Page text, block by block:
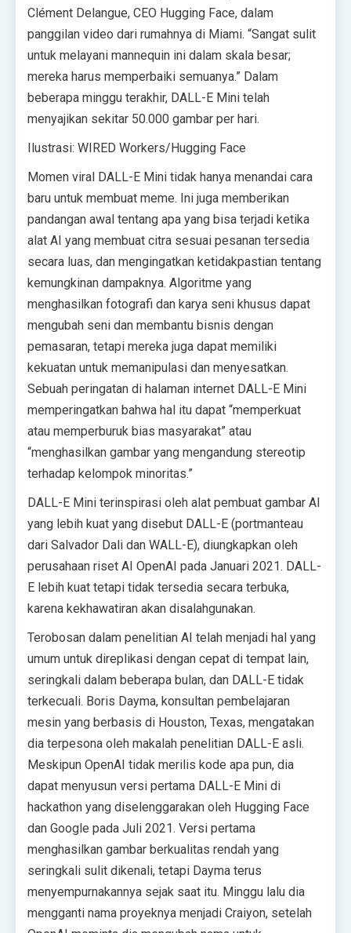
Clément Delangue, CEO Hugging Face, dalam
panggilan video dari rumahnya di Miami. “Sangat sulit
untuk melayani mannequin ini dalam skala besar;
mereka harus memperbaiki semuanya.” Dalam
beberapa minggu terakhir, DALL-E Mini telah
menyajikan sekitar 50.000 gambar per hari.
Ilustrasi: WIRED Workers/Hugging Face
Momen viral DALL-E Mini tidak hanya menandai cara
baru untuk membuat meme. Ini juga memberikan
pandangan awal tentang apa yang bisa terjadi ketika
alat AI yang membuat citra sesuai pesanan tersedia
secara luas, dan mengingatkan ketidakpastian tentang
kemungkinan dampaknya. Algoritme yang
menghasilkan fotografi dan karya seni khusus dapat
mengubah seni dan membantu bisnis dengan
pemasaran, tetapi mereka juga dapat memiliki
kekuatan untuk memanipulasi dan menyesatkan.
Sebuah peringatan di halaman internet DALL-E Mini
memperingatkan bahwa hal itu dapat “memperkuat
atau memperburuk bias masyarakat” atau
“menghasilkan gambar yang mengandung stereotip
terhadap kelompok minoritas.”
DALL-E Mini terinspirasi oleh alat pembuat gambar AI
yang lebih kuat yang disebut DALL-E (portmanteau
dari Salvador Dali dan WALL-E), diungkapkan oleh
perusahaan riset AI OpenAI pada Januari 2021. DALL-
E lebih kuat tetapi tidak tersedia secara terbuka,
karena kekhawatiran akan disalahgunakan.
Terobosan dalam penelitian AI telah menjadi hal yang
umum untuk direplikasi dengan cepat di tempat lain,
seringkali dalam beberapa bulan, dan DALL-E tidak
terkecuali. Boris Dayma, konsultan pembelajaran
mesin yang berbasis di Houston, Texas, mengatakan
dia terpesona oleh makalah penelitian DALL-E asli.
Meskipun OpenAI tidak merilis kode apa pun, dia
dapat menyusun versi pertama DALL-E Mini di
hackathon yang diselenggarakan oleh Hugging Face
dan Google pada Juli 2021. Versi pertama
menghasilkan gambar berkualitas rendah yang
seringkali sulit dikenali, tetapi Dayma terus
menyempurnakannya sejak saat itu. Minggu lalu dia
mengganti nama proyeknya menjadi Craiyon, setelah